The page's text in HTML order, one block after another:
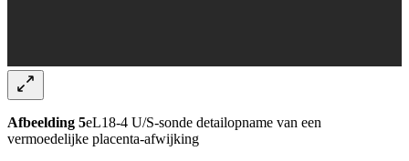
Afbeelding 5eL18-4 U/S-sonde detailopname van een
vermoedelijke placenta-afwijking